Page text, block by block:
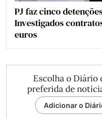
PJ faz cinco
Investigados
euros
Escolha o Diário
preferida de
Adicionar o